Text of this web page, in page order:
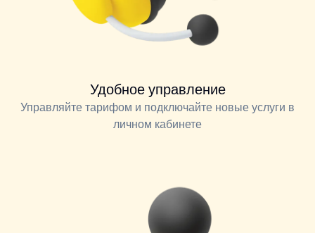
Удобное управление
Управляйте тарифом и подключайте новые услуги в
личном кабинете